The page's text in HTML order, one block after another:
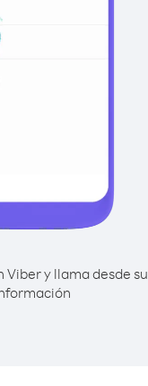
y llama desde su